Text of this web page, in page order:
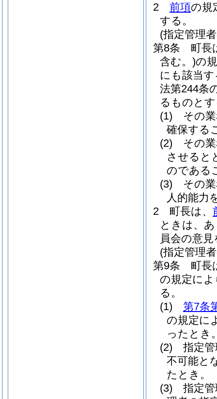
2
前項の規
する。
(指定管理
第8条
町長
含む。)の
にも該当
法第244条
るものと
(1)
その
確保する
(2)
その
させると
のである
(3)
その
人的能力
2
町長は、
ときは、
員会の意
(指定管理
第9条
町長
の規定に
る。
(1)
第7条
の規定に
ったとき
(2)
指定
不可能と
たとき。
(3)
指定